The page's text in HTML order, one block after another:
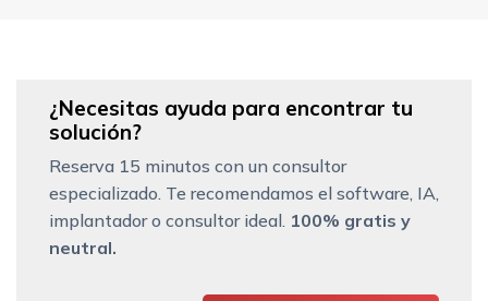
¿Necesitas ayuda para encontrar tu
solución?
Reserva 15 minutos con un consultor
especializado. Te recomendamos el software, IA,
implantador o consultor ideal. 100% gratis y
neutral.